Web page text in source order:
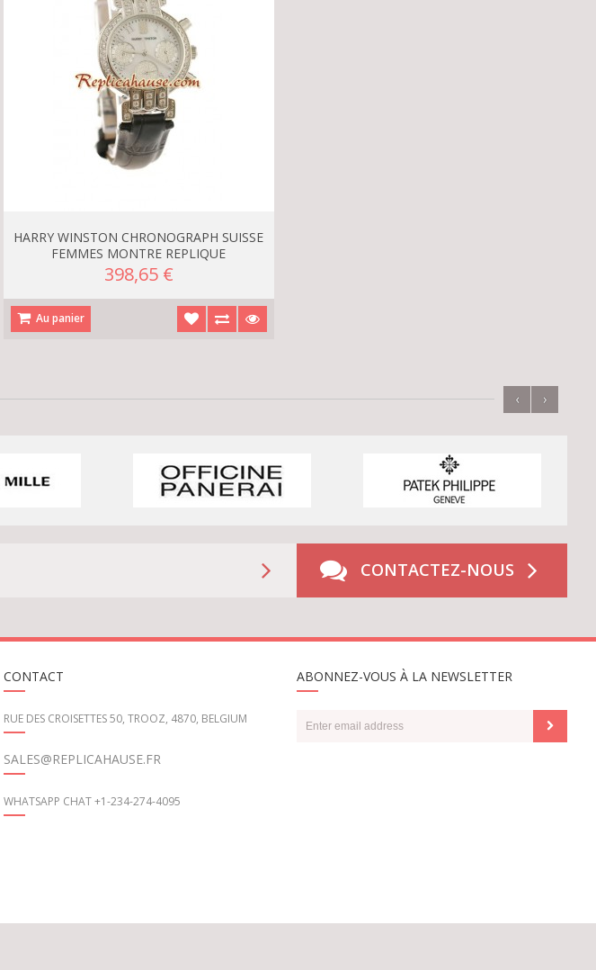
HARRY WINSTON CHRONOGRAPH SUISSE
FEMMES MONTRE REPLIQUE
398,65 €
Au panier
‹ ›
CONTACTEZ-NOUS
CONTACT
RUE DES CROISETTES 50, TROOZ, 4870, BELGIUM
SALES@REPLICAHAUSE.FR
WHATSAPP CHAT +1-234-274-4095
ABONNEZ-VOUS À LA NEWSLETTER